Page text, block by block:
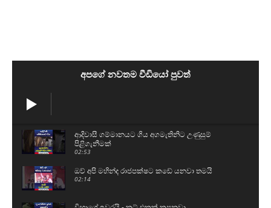
අපගේ නවතම වීඩියෝ පුවත්
ආදිවාසී ගම්මානයට ගිය අගමැතිනිට උණුසුම්
පිළිගැනීමක්
02:53
ඔව් අපි මහින්ද රාජපක්ෂට කඩේ යනවා තමයි
02:14